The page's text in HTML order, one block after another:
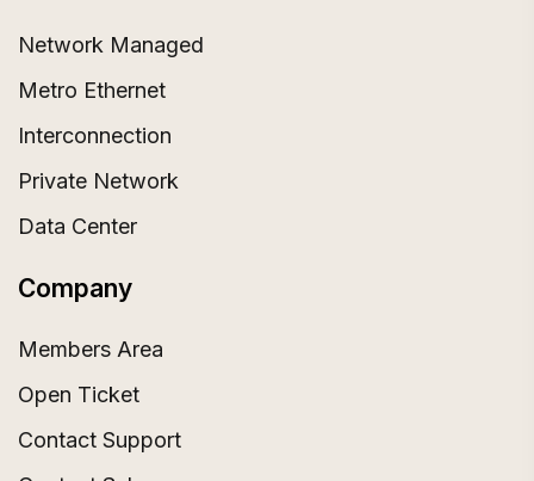
Network Managed
Metro Ethernet
Interconnection
Private Network
Data Center
Company
Members Area
Open Ticket
Contact Support